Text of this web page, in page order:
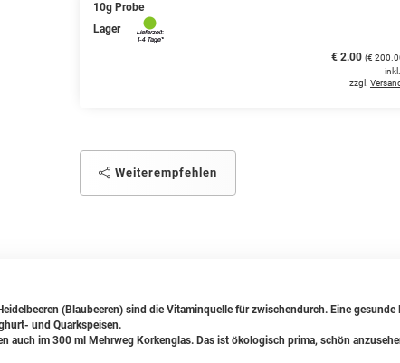
10g Probe
Lager
€ 2.00 (€
zzgl.
Weiterempfehlen
(Blaubeeren) sind die Vitaminquelle für zwischendurch. Eine gesunde
und Quarkspeisen.
auch im 300 ml Mehrweg Korkenglas. Das ist ökologisch prima, schön